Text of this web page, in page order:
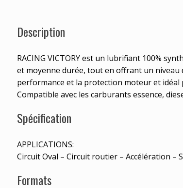
Description
RACING VICTORY est un lubrifiant 100%
et moyenne durée, tout en offrant un
performance et la protection moteur et idéal
Compatible avec les carburants essence,
Spécification
APPLICATIONS:
Circuit Oval – Circuit routier – Accélération –
Formats